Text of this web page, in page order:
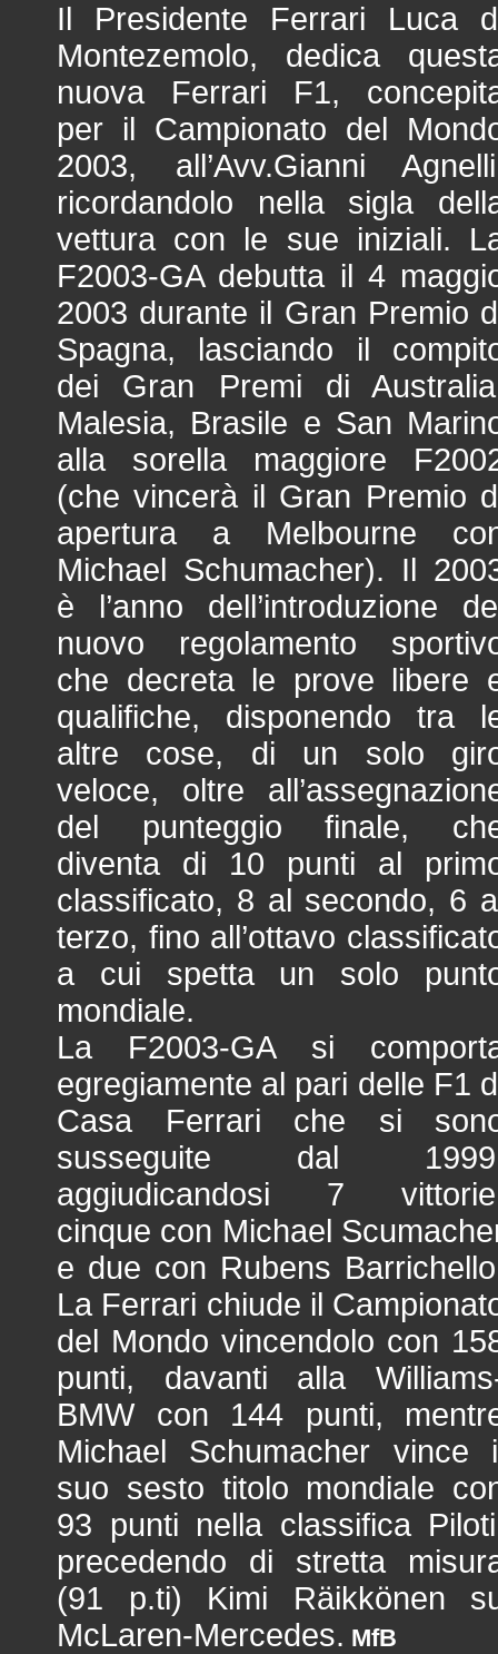
Il Presidente Ferrari Luca
Montezemolo, dedica
nuova Ferrari F1,
per il Campionato del
2003, all’Avv.Gianni
ricordandolo nella sigla
vettura con le sue iniziali.
F2003-GA debutta il 4
2003 durante il Gran Premio
Spagna, lasciando il
dei Gran Premi di
Malesia, Brasile e San
alla sorella maggiore
(che vincerà il Gran Premio
apertura a Melbourne
Michael Schumacher). Il
è l’anno dell’introduzione
nuovo regolamento
che decreta le prove libere
qualifiche, disponendo tra
altre cose, di un solo
veloce, oltre
del punteggio finale,
diventa di 10 punti al
classificato, 8 al secondo, 6
terzo, fino all’ottavo
a cui spetta un solo
mondiale.
La F2003-GA si
egregiamente al pari delle F1
Casa Ferrari che si
susseguite dal
aggiudicandosi 7
cinque con Michael
e due con Rubens
La Ferrari chiude il
del Mondo vincendolo con
punti, davanti alla
BMW con 144 punti,
Michael Schumacher vince
suo sesto titolo mondiale
93 punti nella classifica
precedendo di stretta
(91 p.ti) Kimi Räikkönen
McLaren-Mercedes. MfB